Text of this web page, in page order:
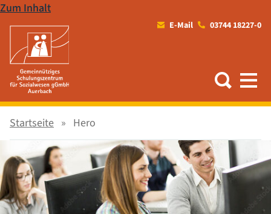
Zum Inhalt
E-Mail 03744 18227-0
Startseite Hero